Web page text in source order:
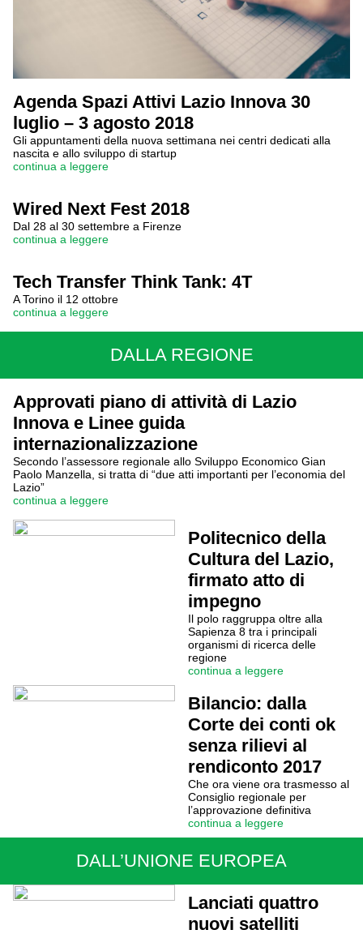
Agenda Spazi Attivi Lazio Innova 30
luglio – 3 agosto 2018
Gli appuntamenti della nuova settimana nei centri dedicati alla
nascita e allo sviluppo di startup
continua a leggere
Wired Next Fest 2018
Dal 28 al 30 settembre a Firenze
continua a leggere
Tech Transfer Think Tank: 4T
A Torino il 12 ottobre
continua a leggere
DALLA REGIONE
Approvati piano di attività di Lazio
Innova e Linee guida
internazionalizzazione
Secondo l’assessore regionale allo Sviluppo Economico Gian
Paolo Manzella, si tratta di “due atti importanti per l’economia del
Lazio”
continua a leggere
Politecnico della
Cultura del Lazio,
firmato atto di
impegno
Il polo raggruppa oltre alla
Sapienza 8 tra i principali
organismi di ricerca delle
regione
continua a leggere
Bilancio: dalla
Corte dei conti ok
senza rilievi al
rendiconto 2017
Che ora viene ora trasmesso al
Consiglio regionale per
l’approvazione definitiva
continua a leggere
DALL’UNIONE EUROPEA
Lanciati quattro
nuovi satelliti